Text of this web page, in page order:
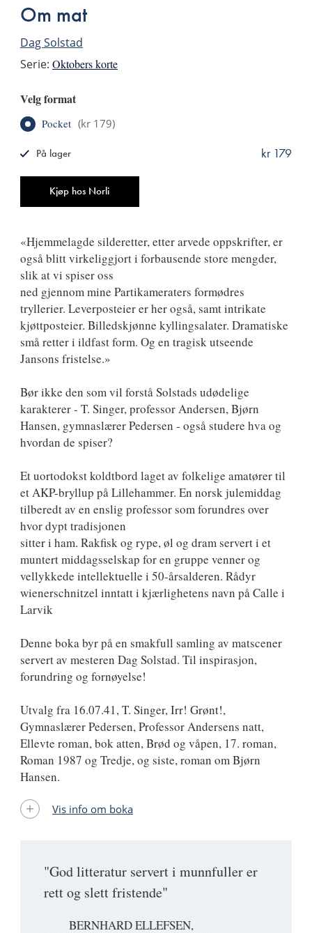
Om mat
Dag Solstad
Serie: Oktobers korte
Velg format
Pocket (kr 179)
Kjøp hos Norli
kr 179
På lager
"God litteratur servert i munnfuller er
rett og slett fristende"
BERNHARD ELLEFSEN,
«Hjemmelagde silderetter, etter arvede oppskrifter, er
også blitt virkeliggjort i forbausende store mengder,
slik at vi spiser oss
ned gjennom mine Partikameraters formødres
tryllerier. Leverposteier er her også, samt intrikate
kjøttposteier. Billedskjønne kyllingsalater. Dramatiske
små retter i ildfast form. Og en tragisk utseende
Jansons fristelse.»
Bør ikke den som vil forstå Solstads udødelige
karakterer - T. Singer, professor Andersen, Bjørn
Hansen, gymnaslærer Pedersen - også studere hva og
hvordan de spiser?
Et uortodokst koldtbord laget av folkelige amatører til
et AKP-bryllup på Lillehammer. En norsk julemiddag
tilberedt av en enslig professor som forundres over
hvor dypt tradisjonen
sitter i ham. Rakfisk og rype, øl og dram servert i et
muntert middagsselskap for en gruppe venner og
vellykkede intellektuelle i 50-årsalderen. Rådyr
wienerschnitzel inntatt i kjærlighetens navn på Calle i
Larvik
Denne boka byr på en smakfull samling av matscener
servert av mesteren Dag Solstad. Til inspirasjon,
forundring og fornøyelse!
Utvalg fra 16.07.41, T. Singer, Irr! Grønt!,
Gymnaslærer Pedersen, Professor Andersens natt,
Ellevte roman, bok atten, Brød og våpen, 17. roman,
Roman 1987 og Tredje, og siste, roman om Bjørn
Hansen.
Vis info om boka